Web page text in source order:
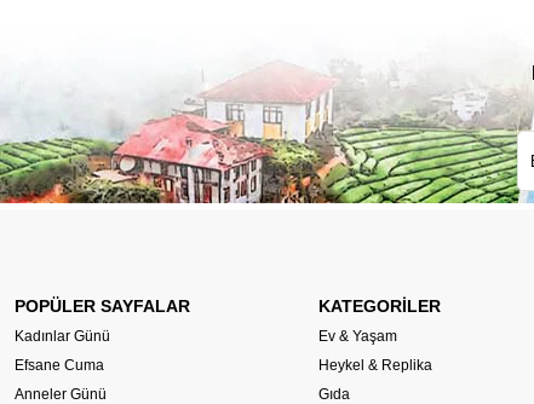
POPÜLER SAYFALAR
Kadınlar Günü
Efsane Cuma
Anneler Günü
KATEGORİLER
Ev & Yaşam
Heykel & Replika
Gıda